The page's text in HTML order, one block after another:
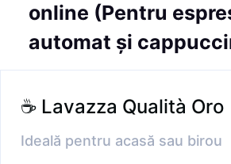
online (Pentru
automat și
☕ Lavazza Qualità Oro
Ideală pentru acasă sau birou